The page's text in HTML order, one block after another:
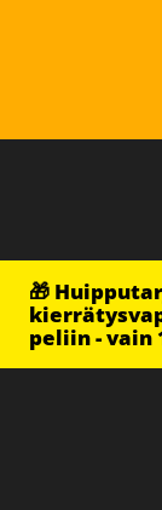
🎁
peliin - vain